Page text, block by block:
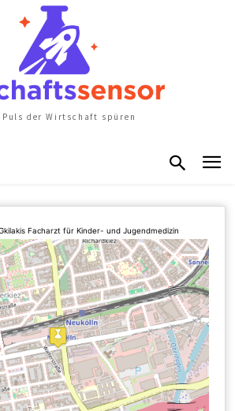
Puls der Wirtschaft spüren
Facharzt für Kinder- und Jugendmedizin